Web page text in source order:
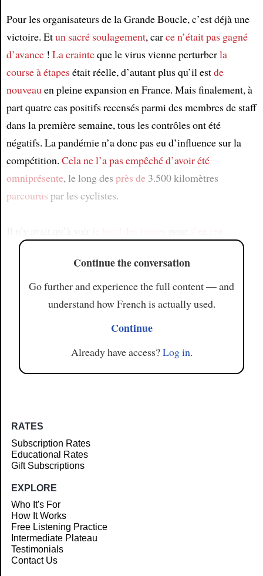
Pour les organisateurs de la Grande Boucle, c’est déjà une
victoire. Etun sacré soulagement, carce n’était pas gagné
d’avance! La crainteque le virus vienne perturberla
course à étapesétait réelle, d’autant plus qu’il estde
nouveauen pleine expansion en France. Mais finalement, à
part quatre cas positifs recensés parmi des membres de staff
dans la première semaine, tous les contrôles ont été
négatifs. La pandémie n’a donc pas eu d’influence sur la
compétition. Cela ne l’a pas empêché d’avoir été
omniprésente, le long des près de3.500 kilomètres
parcourus par les cyclistes.
Continue the conversation
Go further and experience the full content — and
understand how French is actually used.
Continue
Already have access?Log in.
RATES
Subscription Rates
Educational Rates
Gift Subscriptions
EXPLORE
Who It's For
How It Works
Free Listening Practice
Intermediate Plateau
Testimonials
Contact Us